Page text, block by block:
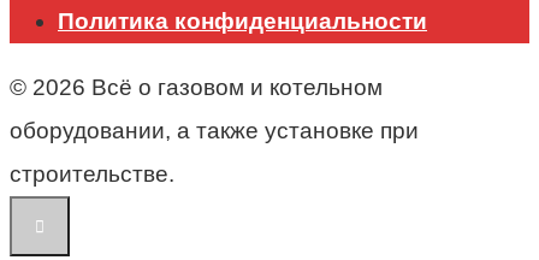
Политика конфиденциальности
© 2026 Всё о газовом и котельном
оборудовании, а также установке при
строительстве.